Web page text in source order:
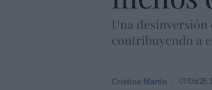
Una
contribuyendo a
Cristina Martín 07/05/26